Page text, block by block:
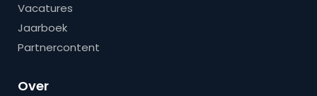
Vacatures
Jaarboek
Partnercontent
Over